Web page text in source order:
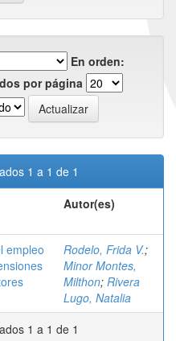
En orden:
por página
1 a 1 de 1
Autor(es)
empleo
Rodelo, Frida V.;
Minor Montes,
Milthon; Rivera
Lugo, Natalia
1 a 1 de 1